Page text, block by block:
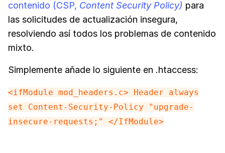
contenido (CSP, Content Security Policy) para
las solicitudes de actualización insegura,
resolviendo así todos los problemas de contenido
mixto.
Simplemente añade lo siguiente en .htaccess:
<ifModule mod_headers.c> Header always
set Content-Security-Policy "upgrade-
insecure-requests;" </IfModule>